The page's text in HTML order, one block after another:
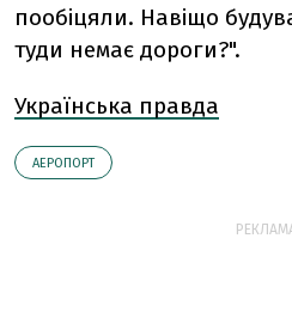
пообіцяли. Навіщо
туди немає дороги?".
Українська правда
АЕРОПОРТ